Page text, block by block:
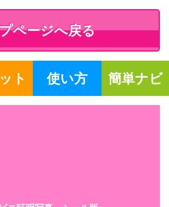
ページへ戻る
ト 使い方 簡単ナビ